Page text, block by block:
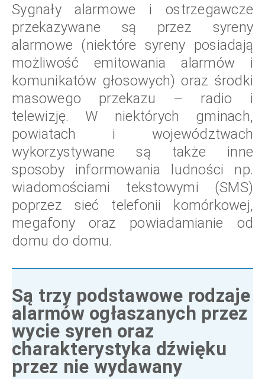
Sygnały alarmowe i ostrzegawcze
przekazywane są przez syreny
alarmowe (niektóre syreny posiadają
możliwość emitowania alarmów i
komunikatów głosowych) oraz środki
masowego przekazu – radio i
telewizję. W niektórych gminach,
powiatach i województwach
wykorzystywane są także inne
sposoby informowania ludności np.
wiadomościami tekstowymi (SMS)
poprzez sieć telefonii komórkowej,
megafony oraz powiadamianie od
domu do domu.
Są trzy podstawowe rodzaje
alarmów ogłaszanych przez
wycie syren oraz
charakterystyka dźwięku
przez nie wydawany